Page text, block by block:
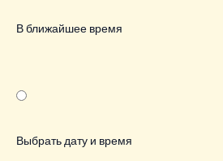
В ближайшее время
Выбрать дату и время